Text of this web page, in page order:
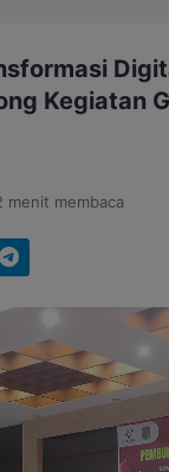
Kegiatan
menit membaca